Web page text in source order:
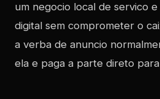
um negocio local de servico
digital sem comprometer o
a verba de anuncio
ela e paga a parte direto